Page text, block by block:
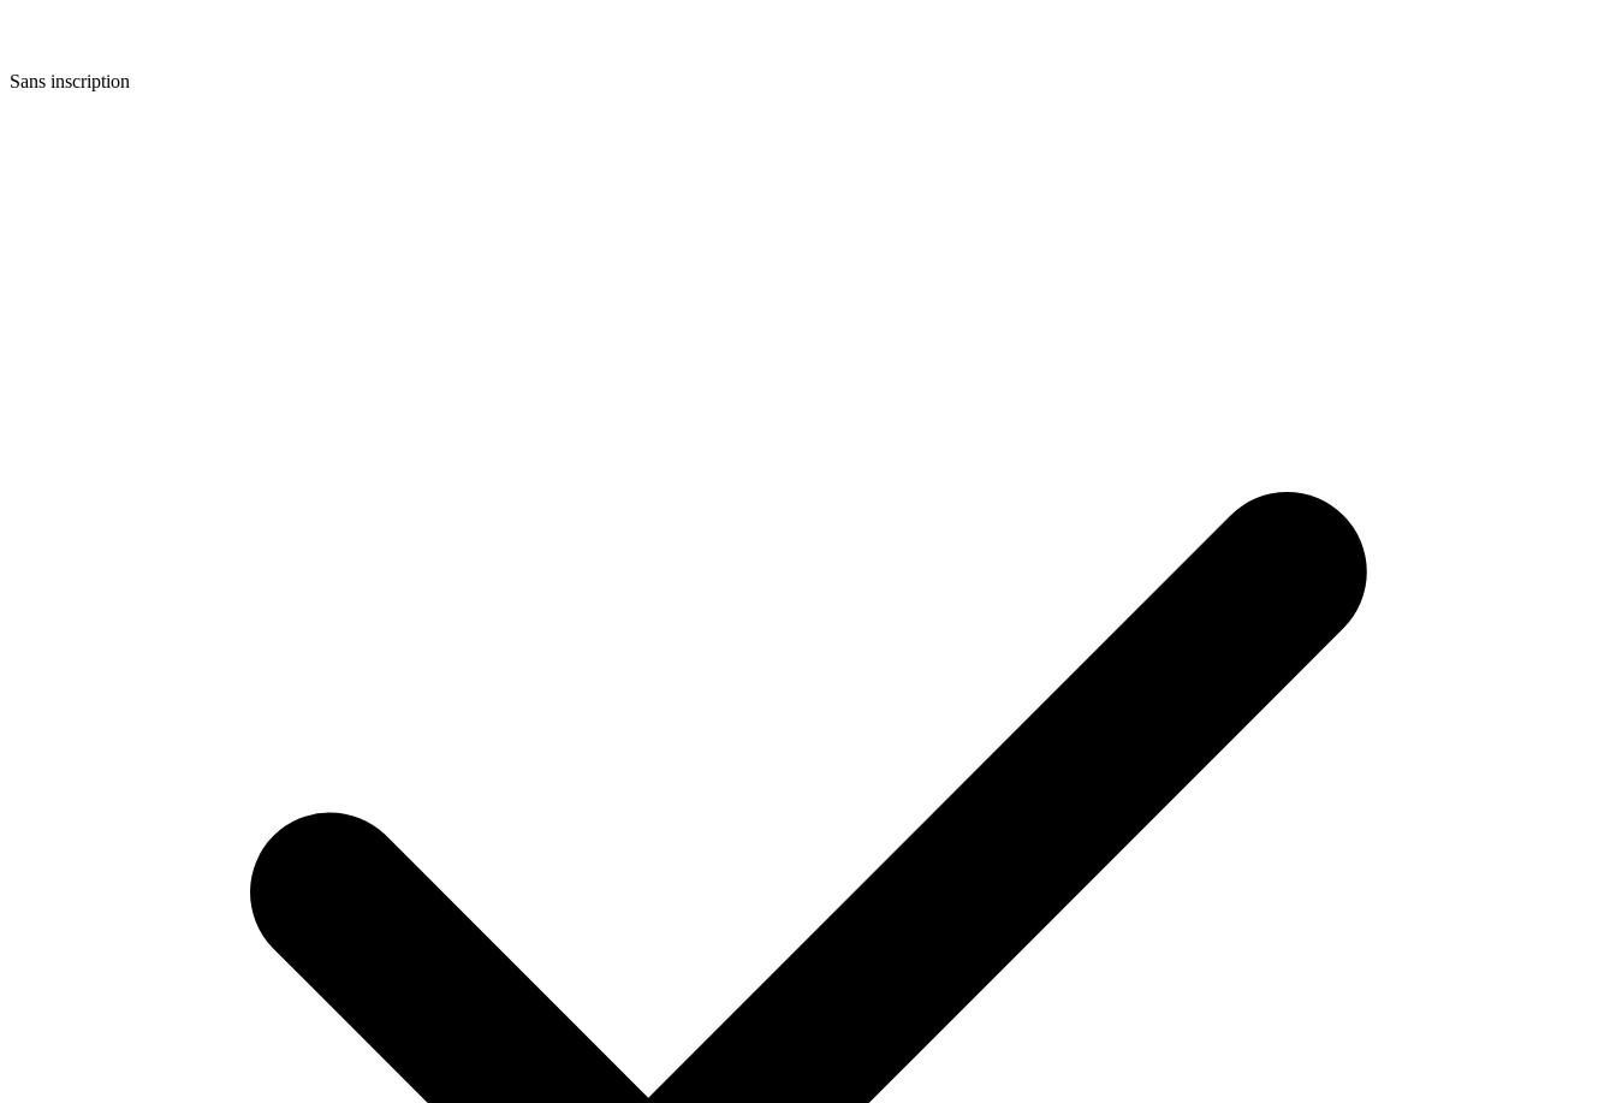
Sans inscription